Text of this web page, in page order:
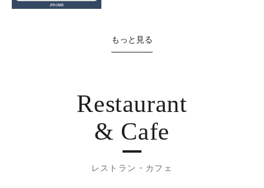
もっと見る
Restaurant
& Cafe
レストラン・カフェ